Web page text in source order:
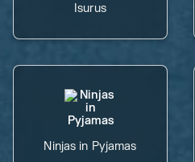
Isurus
Ninjas in Pyjamas